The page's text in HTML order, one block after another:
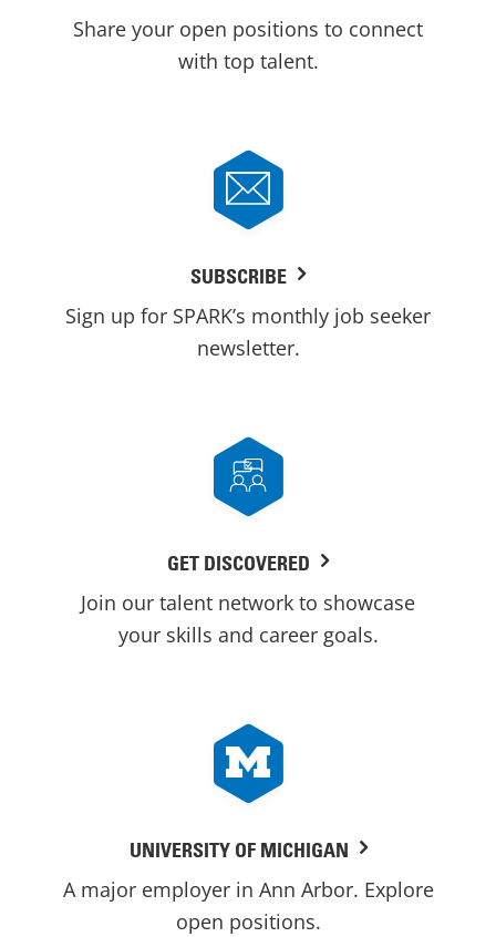
Share your open positions to connect
with top talent.
SUBSCRIBE
Sign up for SPARK’s monthly job seeker
newsletter.
GET DISCOVERED
Join our talent network to showcase
your skills and career goals.
UNIVERSITY OF MICHIGAN
A major employer in Ann Arbor. Explore
open positions.